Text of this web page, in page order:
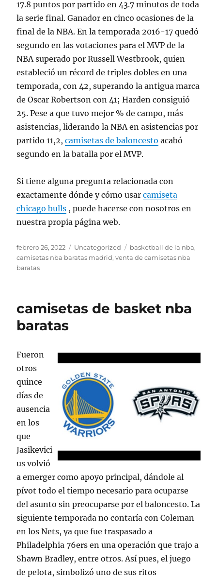
17.8 puntos por partido en 43.7 minutos de toda
la serie final. Ganador en cinco ocasiones de la
final de la NBA. En la temporada 2016-17 quedó
segundo en las votaciones para el MVP de la
NBA superado por Russell Westbrook, quien
estableció un récord de triples dobles en una
temporada, con 42, superando la antigua marca
de Oscar Robertson con 41; Harden consiguió
25. Pese a que tuvo mejor % de campo, más
asistencias, liderando la NBA en asistencias por
partido 11,2,camisetas de baloncesto acabó
segundo en la batalla por el MVP.
Si tiene alguna pregunta relacionada con
exactamente dónde y cómo usarcamiseta
chicago bulls , puede hacerse con nosotros en
nuestra propia página web.
Publicado
el
febrero 26, 2022 Categorías
Uncategorized Etiquetas
basketball de la nba,
camisetas nba baratas madrid,venta de camisetas nba
baratas
camisetas de basket nba
baratas
Fueron
otros
quince
días de
ausencia
en los
que
Jasikevici
us volvió
a emerger como apoyo principal, dándole al
pívot todo el tiempo necesario para ocuparse
del asunto sin preocuparse por el baloncesto. La
siguiente temporada no contaría con Coleman
en los Nets, ya que fue traspasado a
Philadelphia 76ers en una operación que trajo a
Shawn Bradley, entre otros. Así pues, el juego
de pelota, simbolizó uno de sus ritos